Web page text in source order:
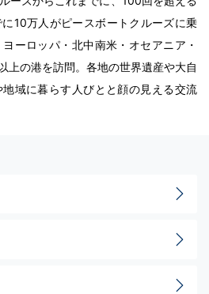
10万人がピースボートクルーズに乗
ーロッパ・北中南米・オセアニア・
上の港を訪問。各地の世界遺産や大自
域に暮らす人びとと顔の見える交流